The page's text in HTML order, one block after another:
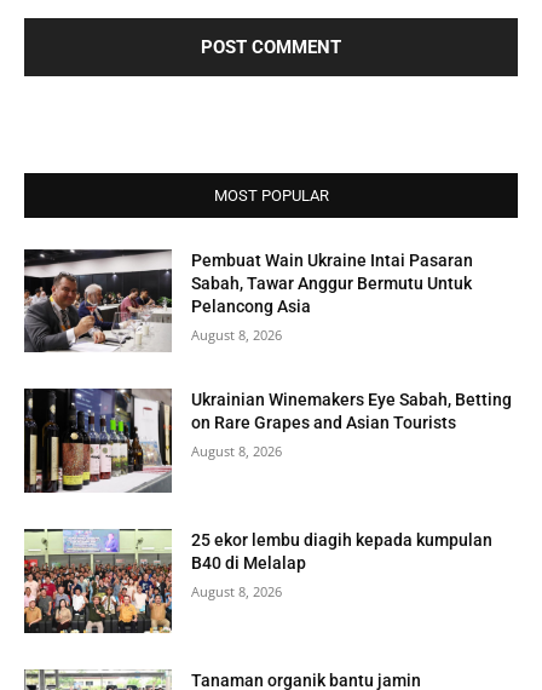
MOST POPULAR
Pembuat Wain Ukraine Intai Pasaran
Sabah, Tawar Anggur Bermutu Untuk
Pelancong Asia
August 8, 2026
Ukrainian Winemakers Eye Sabah, Betting
on Rare Grapes and Asian Tourists
August 8, 2026
25 ekor lembu diagih kepada kumpulan
B40 di Melalap
August 8, 2026
Tanaman organik bantu jamin